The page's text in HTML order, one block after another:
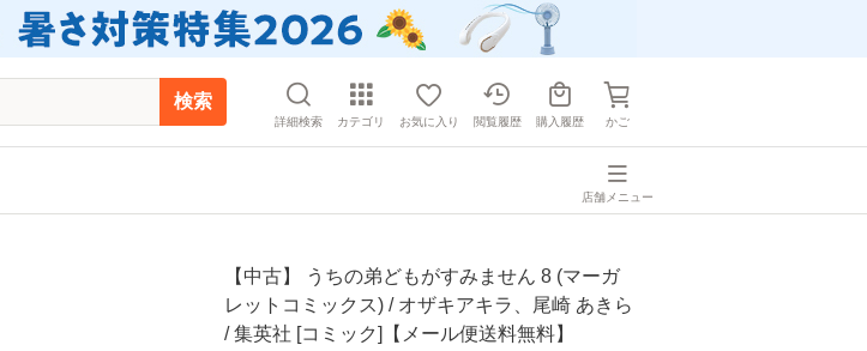
検索
詳細検索 カテゴリ お気に入り 閲覧履歴 購入履歴 かご
店舗メニュー
【中古】 うちの弟どもがすみません 8 (マーガ
レットコミックス) / オザキアキラ、尾崎 あきら
/ 集英社 [コミック]【メール便送料無料】